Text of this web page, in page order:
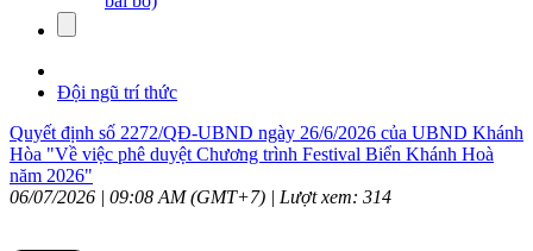
Đội ngũ trí thức
Quyết định số 2272/QĐ-UBND ngày 26/6/2026 của UBND Khánh
Hòa "Về việc phê duyệt Chương trình Festival Biển Khánh Hoà
năm 2026"
06/07/2026 | 09:08 AM (GMT+7) | Lượt xem: 314